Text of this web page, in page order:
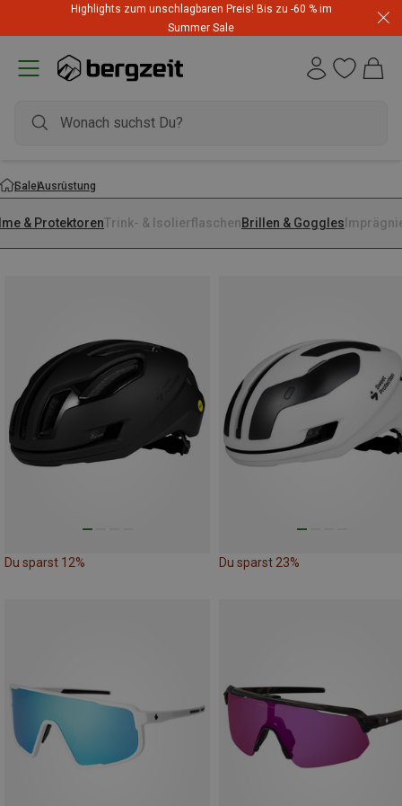
Highlights zum unschlagbaren Preis! Bis zu -60 % im
Summer Sale
SaleAusrüstung
& ProtektorenTrink- & IsolierflaschenBrillen & Goggles
Du sparst 12% Du sparst 23%